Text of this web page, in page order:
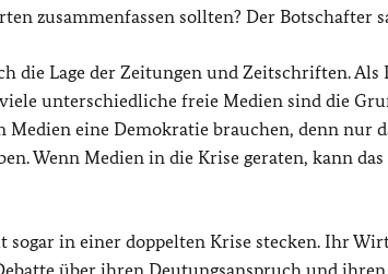
zusammenfassen sollten? Der Botschafter
die Lage der Zeitungen und Zeitschriften. Als
unterschiedliche freie Medien sind die
Medien eine Demokratie brauchen, denn nur
Wenn Medien in die Krise geraten, kann
in einer doppelten Krise stecken. Ihr
über ihren Deutungsanspruch und